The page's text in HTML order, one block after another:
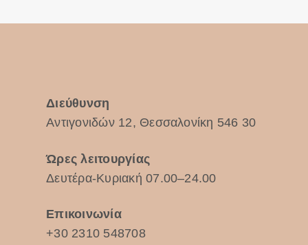
Διεύθυνση
Αντιγονιδών 12, Θεσσαλονίκη 546 30
Ώρες λειτουργίας
Δευτέρα-Κυριακή 07.00–24.00
Επικοινωνία
+30 2310 548708